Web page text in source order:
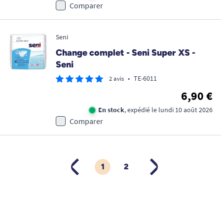
Comparer
Seni
Change complet - Seni Super XS -
Seni
2 avis • TE-6011
6,90 €
En stock, expédié le lundi 10 août 2026
Comparer
PRÉCÉDENT
1 2 SUIVANT